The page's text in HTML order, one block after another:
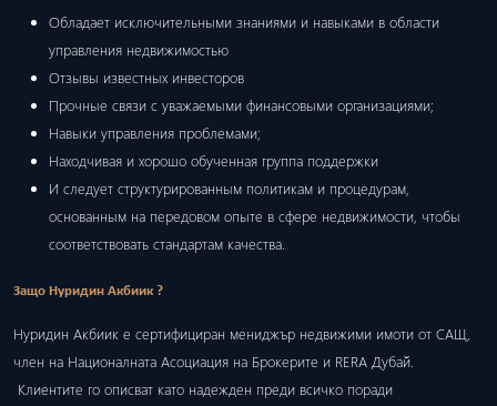
Обладает исключительными знаниями и навыками в области
управления недвижимостью
Отзывы известных инвесторов
Прочные связи с уважаемыми финансовыми организациями;
Навыки управления проблемами;
Находчивая и хорошо обученная группа поддержки
И следует структурированным политикам и процедурам,
основанным на передовом опыте в сфере недвижимости, чтобы
соответствовать стандартам качества.
Защо Нуридин Акбиик ?
Нуридин Акбиик е сертифициран мениджър недвижими имоти от САЩ,
член на Националната Асоциация на Брокерите и RERA Дубай.
Клиентите го описват като надежден преди всичко поради